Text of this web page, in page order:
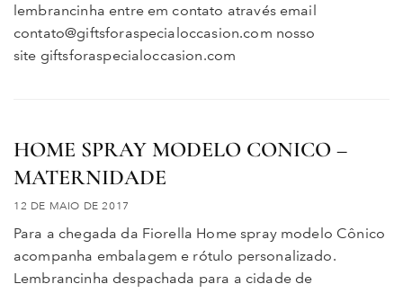
lembrancinha entre em contato através email
contato@giftsforaspecialoccasion.com nosso
site giftsforaspecialoccasion.com
HOME SPRAY MODELO CONICO –
MATERNIDADE
12 DE MAIO DE 2017
Para a chegada da Fiorella Home spray modelo Cônico
acompanha embalagem e rótulo personalizado.
Lembrancinha despachada para a cidade de